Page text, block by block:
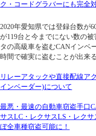
ク・コードグラバーにも完全
2020年愛知県では登録台数が
が119台と今までにない数の
タの高級車を盗むCANインベ
時間で確実に盗むことが出来
リレーアタックや直接配線ア
インベーダー)について
最悪・最速の自動車窃盗手口
サスLC・レクサスLS・レク
ぼ全車種窃盗可能に！